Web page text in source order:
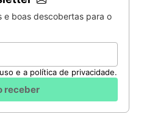
e boas descobertas para o
e a política de privacidade.
receber